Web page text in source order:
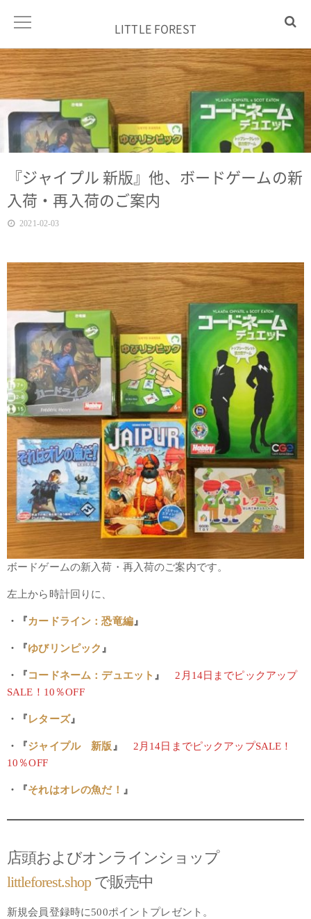
LITTLE FOREST
『ジャイプル 新版』他、ボードゲームの新
入荷・再入荷のご案内
2021-02-03
ボードゲームの新入荷・再入荷のご案内です。
左上から時計回りに、
・『カードライン：恐竜編』
・『ゆびリンピック 』
・『コードネーム：デュエット 』 2月14日までピックアップ
SALE！10％OFF
・『 レターズ』
・『ジャイプル 新版 』
2月14日までピックアップSALE！
10％OFF
・『それはオレの魚だ！ 』
店頭およびオンラインショップ
littleforest.shop で販売中
新規会員登録時に500ポイントプレゼント。